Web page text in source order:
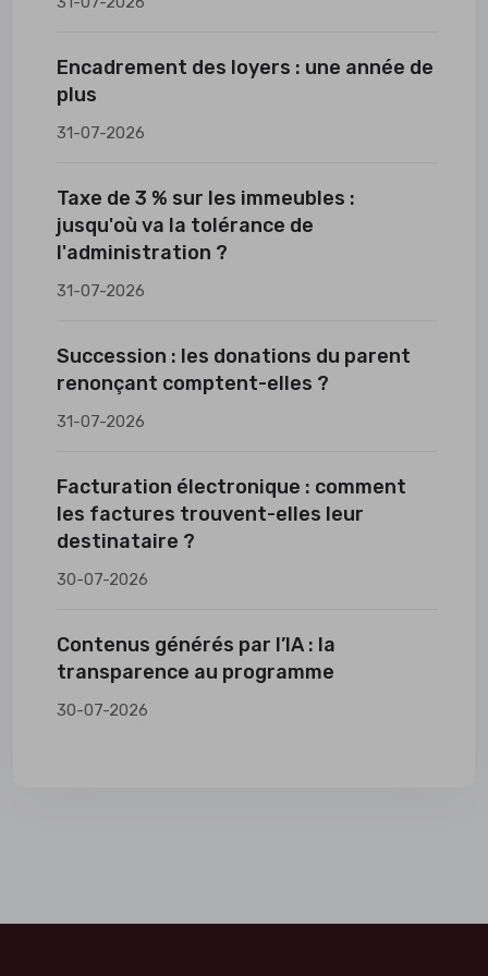
Encadrement des loyers : une année de
plus
31-07-2026
Taxe de 3 % sur les immeubles :
jusqu'où va la tolérance de
l'administration ?
31-07-2026
Succession : les donations du parent
renonçant comptent-elles ?
31-07-2026
Facturation électronique : comment
les factures trouvent-elles leur
destinataire ?
30-07-2026
Contenus générés par l’IA : la
transparence au programme
30-07-2026